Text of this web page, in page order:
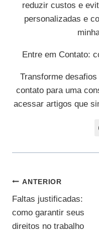
reduzir custos e
personalizadas e
Entre em Contato:
Transforme
contato para uma
acessar artigos que
Navegação
De
Post
ANTERIOR
Faltas justificadas:
como garantir seus
direitos no trabalho